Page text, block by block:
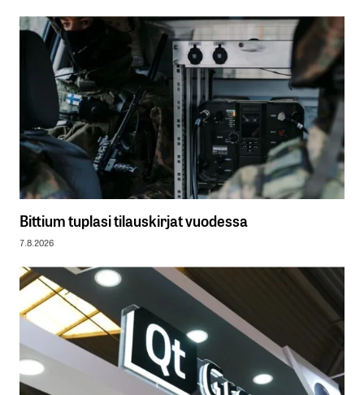
Bittium tuplasi tilauskirjat vuodessa
7.8.2026